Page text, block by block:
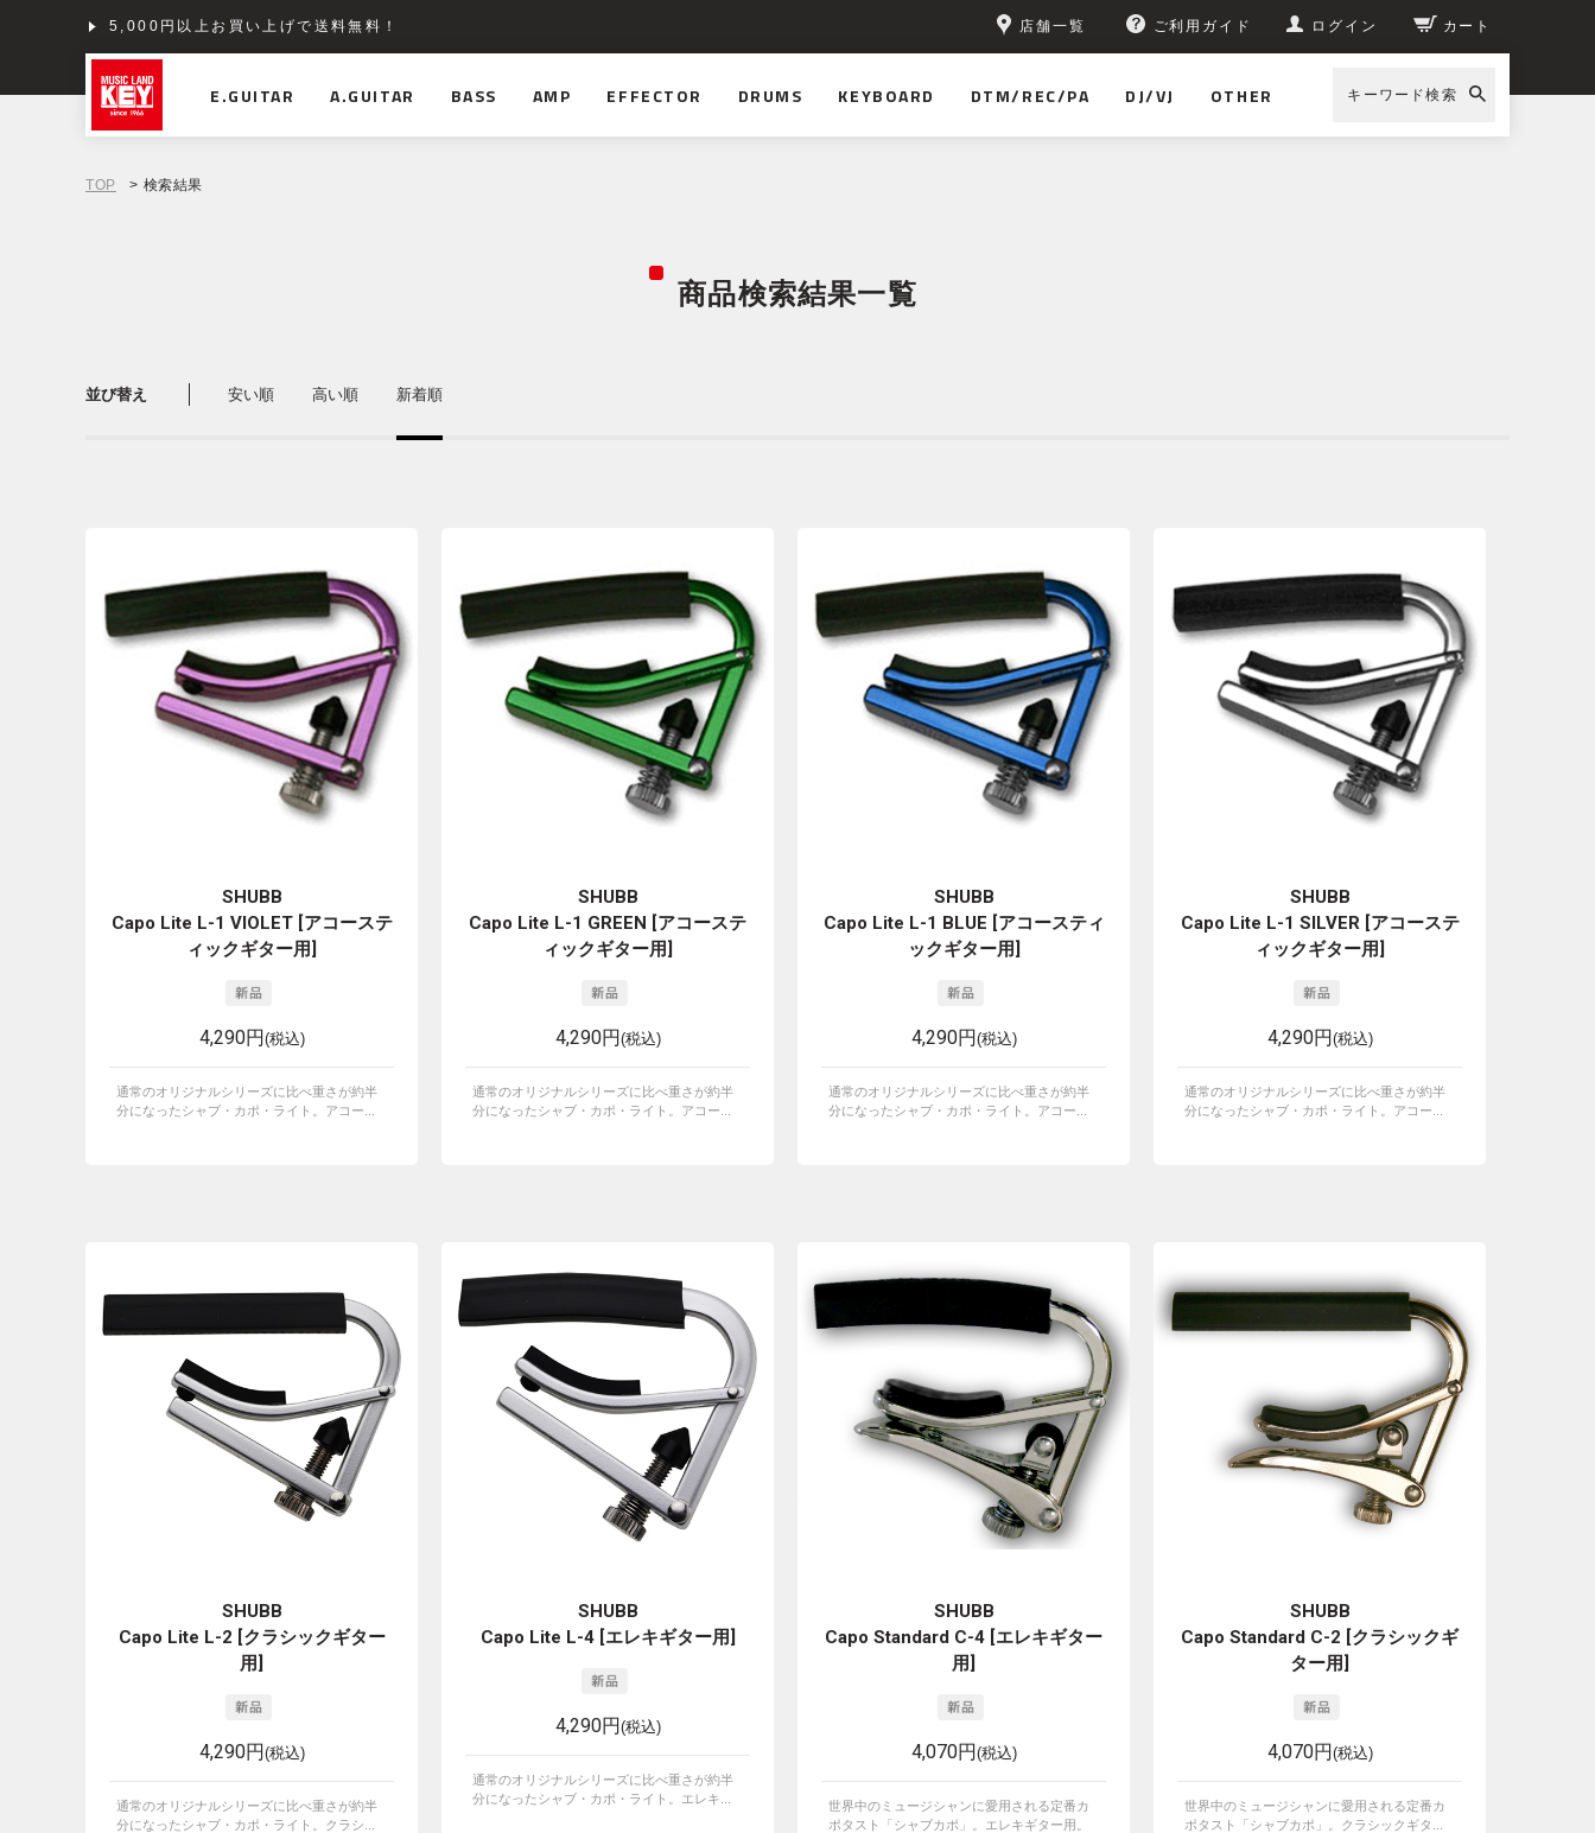
5,000円以上お買い上げで送料無料！
ショッピングクレジット分割48回払いまで金利手数料無料！ 店舗一覧 ご利用ガイド ログイン カート
E.GUITAR A.GUITAR BASS AMP EFFECTOR DRUMS KEYBOARD DTM/REC/PA DJ/VJ OTHER キーワード検索
TOP > 検索結果
商品検索結果一覧
並び替え 安い順 高い順 新着順
SHUBB
Capo Lite L-1 VIOLET [アコーステ
ィックギター用]
4,290円(税込)
通常のオリジナルシリーズに比べ重さが約半
分になったシャブ・カポ・ライト。アコー...
SHUBB
Capo Lite L-1 GREEN [アコーステ
ィックギター用]
4,290円(税込)
通常のオリジナルシリーズに比べ重さが約半
分になったシャブ・カポ・ライト。アコー...
SHUBB
Capo Lite L-1 BLUE [アコースティ
ックギター用]
4,290円(税込)
通常のオリジナルシリーズに比べ重さが約半
分になったシャブ・カポ・ライト。アコー...
SHUBB
Capo Lite L-1 SILVER [アコーステ
ィックギター用]
4,290円(税込)
通常のオリジナルシリーズに比べ重さが約半
分になったシャブ・カポ・ライト。アコー...
SHUBB
Capo Lite L-2 [クラシックギター
用]
4,290円(税込)
通常のオリジナルシリーズに比べ重さが約半
分になったシャブ・カポ・ライト。クラシ...
SHUBB
Capo Lite L-4 [エレキギター用]
4,290円(税込)
通常のオリジナルシリーズに比べ重さが約半
分になったシャブ・カポ・ライト。エレキ...
SHUBB
Capo Standard C-4 [エレキギター
用]
4,070円(税込)
世界中のミュージシャンに愛用される定番カ
ポタスト「シャブカポ」。エレキギター用。
SHUBB
Capo Standard C-2 [クラシックギ
ター用]
4,070円(税込)
世界中のミュージシャンに愛用される定番カ
ポタスト「シャブカポ」。クラシックギタ...